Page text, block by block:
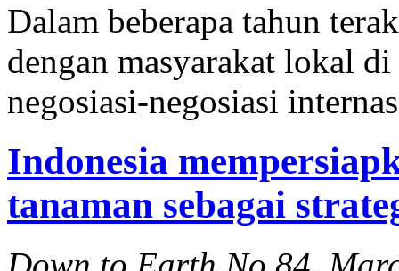
Dalam beberapa tahun
dengan masyarakat lokal
negosiasi-negosiasi
Indonesia
tanaman sebagai